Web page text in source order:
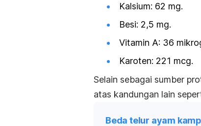
Kalsium: 62 mg.
Besi: 2,5 mg.
Vitamin A: 36
Karoten: 221 mcg.
Selain sebagai sumber
atas kandungan lain
Beda telur ayam